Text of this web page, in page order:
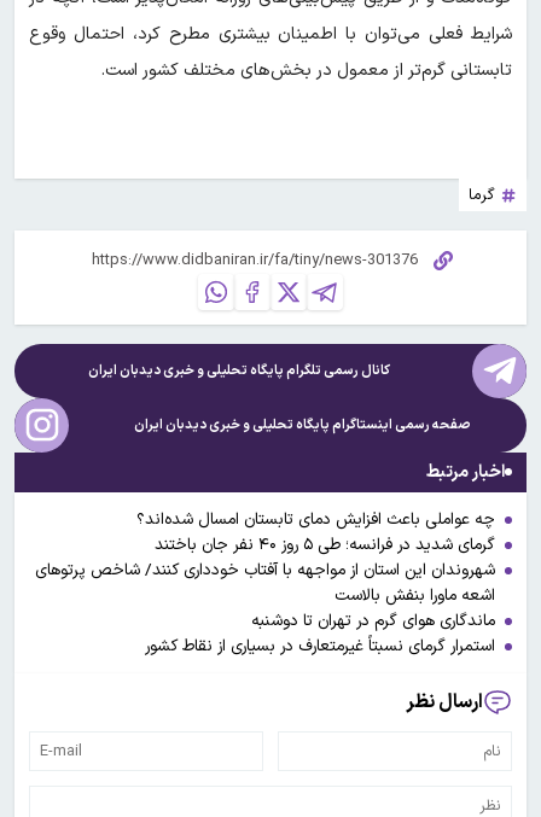
شرایط فعلی می‌توان با اطمینان بیشتری مطرح کرد، احتمال وقوع
تابستانی گرم‌تر از معمول در بخش‌های مختلف کشور است.
گرما
کانال رسمی تلگرام پایگاه تحلیلی و خبریدیدبان ایران
صفحه رسمی اینستاگرام پایگاه تحلیلی و خبریدیدبان ایران
اخبار مرتبط
چه عواملی باعث افزایش دمای تابستان امسال شده‌اند؟
گرمای شدید در فرانسه؛ طی ۵ روز ۴۰ نفر جان باختند
شهروندان این استان از مواجهه با آفتاب خودداری کنند/ شاخص پرتوهای
اشعه ماورا بنفش بالاست
ماندگاری هوای گرم در تهران تا دوشنبه
استمرار گرمای نسبتاً غیرمتعارف در بسیاری از نقاط کشور
ارسال نظر